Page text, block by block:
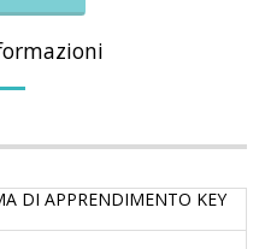
DI APPRENDIMENTO KEY